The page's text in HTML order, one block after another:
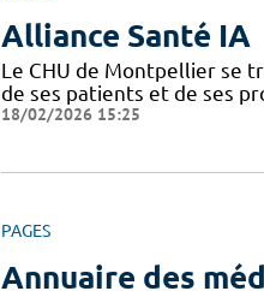
Alliance Santé IA
Le CHU de Montpellier se
de ses patients et de ses
18/02/2026 15:25
PAGES
Annuaire des